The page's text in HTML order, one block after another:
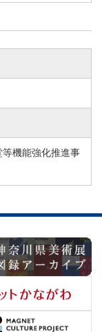
機能強化推進事